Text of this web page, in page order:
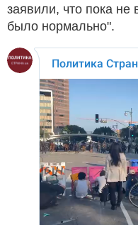
заявили, что пока не
было нормально".